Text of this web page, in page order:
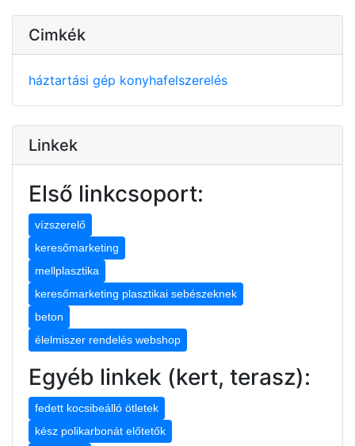
Cimkék
háztartási gép konyhafelszerelés
Linkek
Első linkcsoport:
vízszerelő
keresőmarketing
mellplasztika
keresőmarketing plasztikai sebészeknek
beton
élelmiszer rendelés webshop
Egyéb linkek (kert, terasz):
fedett kocsibeálló ötletek
kész polikarbonát előtetők